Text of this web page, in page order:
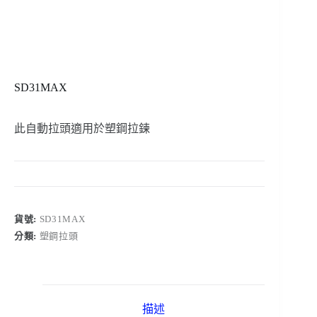
SD31MAX
此自動拉頭適用於塑鋼拉鍊
貨號: SD31MAX
分類: 塑鋼拉頭
描述